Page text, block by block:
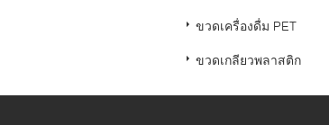
ขวดเครื่องดื่ม PET
ขวดเกลียวพลาสติก